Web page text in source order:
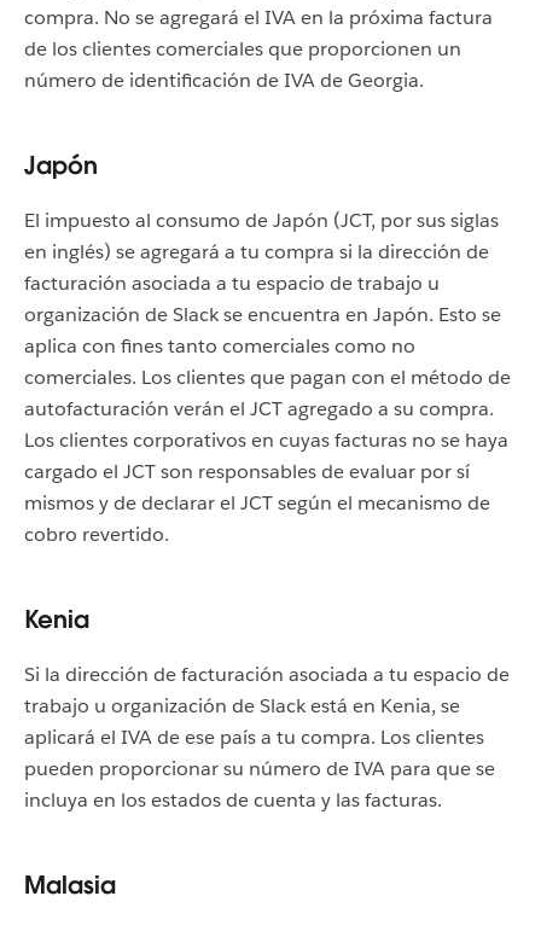
compra. No se agregará el IVA en la próxima factura
de los clientes comerciales que proporcionen un
número de identificación de IVA de Georgia.
Japón
El impuesto al consumo de Japón (JCT, por sus siglas
en inglés) se agregará a tu compra si la dirección de
facturación asociada a tu espacio de trabajo u
organización de Slack se encuentra en Japón. Esto se
aplica con fines tanto comerciales como no
comerciales. Los clientes que pagan con el método de
autofacturación verán el JCT agregado a su compra.
Los clientes corporativos en cuyas facturas no se haya
cargado el JCT son responsables de evaluar por sí
mismos y de declarar el JCT según el mecanismo de
cobro revertido.
Kenia
Si la dirección de facturación asociada a tu espacio de
trabajo u organización de Slack está en Kenia, se
aplicará el IVA de ese país a tu compra. Los clientes
pueden proporcionar su número de IVA para que se
incluya en los estados de cuenta y las facturas.
Malasia